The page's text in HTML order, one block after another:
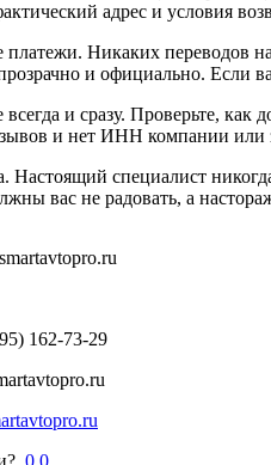
адрес и условия
платежи. Никаких переводов
и официально. Если
всегда и сразу. Проверьте,
и нет ИНН компании
Настоящий специалист
вас не радовать, а
smartavtopro.ru
162-73-29
0 0